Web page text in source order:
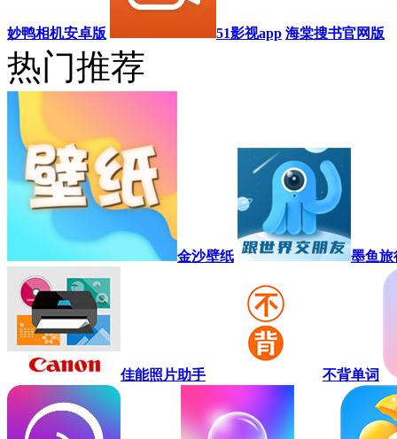
妙鸭相机安卓版 51影视app 海棠搜书官网版
热门推荐
金沙壁纸 墨鱼旅
佳能照片助手 不背单词